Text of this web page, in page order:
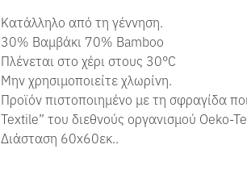
Κατάλληλο από τη γέννηση.
30% Βαμβάκι 70% Bamboo
Πλένεται στο χέρι στους 30°C
Μην χρησιμοποιείτε χλωρίνη.
Προϊόν πιστοποιημένο με τη σφραγίδα
Textile” του διεθνούς οργανισμού Oeko-
Διάσταση 60x60εκ..